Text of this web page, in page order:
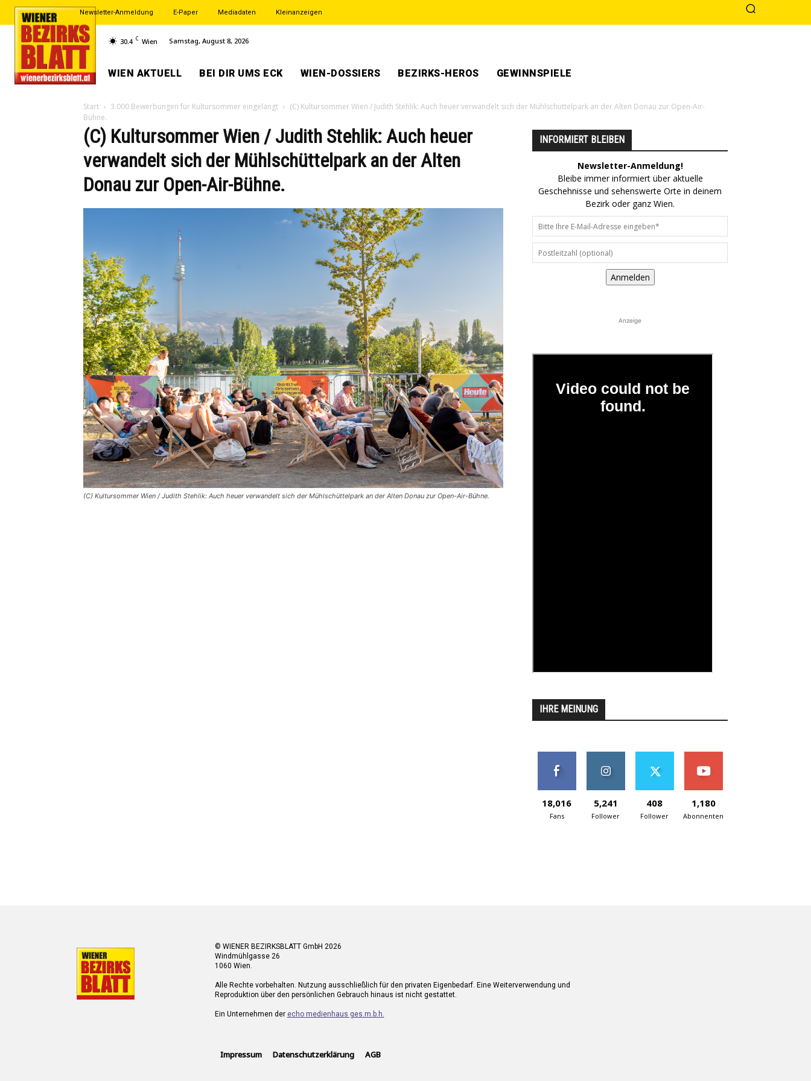
Newsletter-Anmeldung E-Paper Mediadaten Kleinanzeigen
30.4 C Wien Samstag, August 8, 2026
WIEN AKTUELL BEI DIR UMS ECK WIEN-DOSSIERS BEZIRKS-HEROS GEWINNSPIELE
Start 3.000 Bewerbungen für Kultursommer eingelangt
(C) Kultursommer Wien / Judith Stehlik: Auch heuer verwandelt sich der Mühlschüttelpark an der Alten Donau zur Open-Air-
Bühne.
(C) Kultursommer Wien / Judith Stehlik: Auch heuer
verwandelt sich der Mühlschüttelpark an der Alten
Donau zur Open-Air-Bühne.
(C) Kultursommer Wien / Judith Stehlik: Auch heuer verwandelt sich der Mühlschüttelpark an der Alten Donau zur Open-Air-Bühne.
INFORMIERT BLEIBEN
Newsletter-Anmeldung!
Bleibe immer informiert über aktuelle
Geschehnisse und sehenswerte Orte in deinem
Bezirk oder ganz Wien.
Anmelden
Anzeige
IHRE MEINUNG
18,016
Fans
5,241
Follower
408
Follower
1,180
Abonnenten
© WIENER BEZIRKSBLATT GmbH 2026
Windmühlgasse 26
1060 Wien.
Alle Rechte vorbehalten. Nutzung ausschließlich für den privaten Eigenbedarf. Eine Weiterverwendung und
Reproduktion über den persönlichen Gebrauch hinaus ist nicht gestattet.
Ein Unternehmen der echo medienhaus ges.m.b.h.
Impressum Datenschutzerklärung AGB